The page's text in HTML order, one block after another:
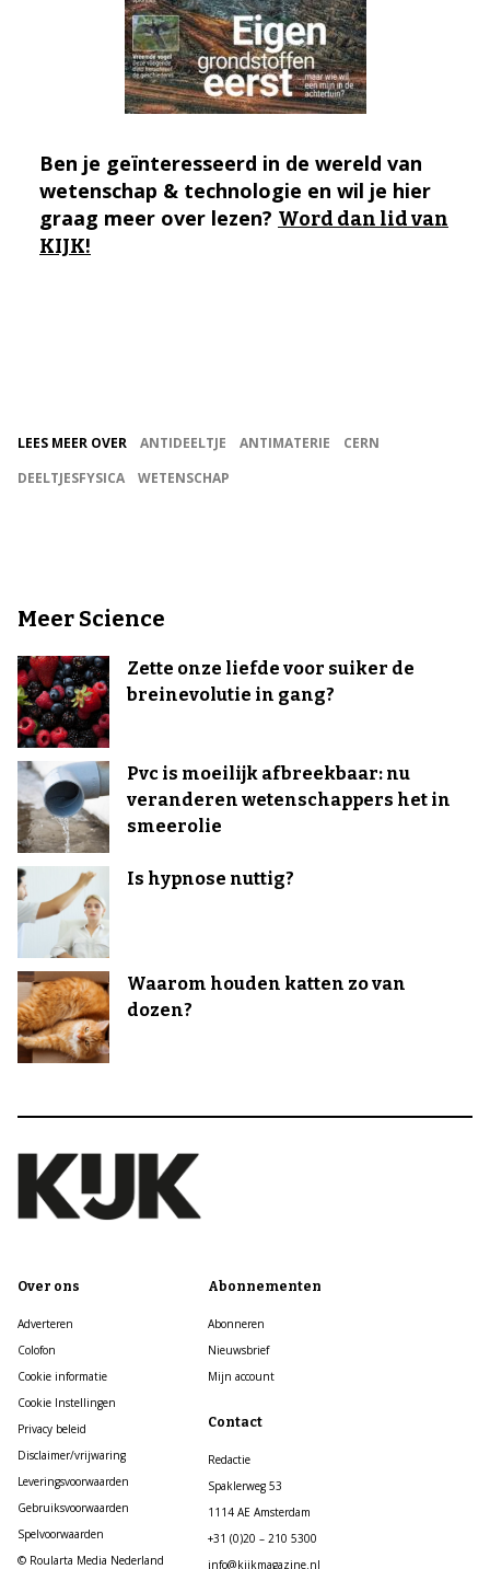
Ben je geïnteresseerd in de wereld van
wetenschap & technologie en wil je hier
graag meer over lezen? Word dan lid van
KIJK!
LEES MEER OVER ANTIDEELTJE ANTIMATERIE
CERN
DEELTJESFYSICA
WETENSCHAP
Meer Science
Zette onze liefde voor suiker de
breinevolutie in gang?
Pvc is moeilijk afbreekbaar: nu
veranderen wetenschappers het in
smeerolie
Is hypnose nuttig?
Waarom houden katten zo van
dozen?
Over ons
Adverteren
Colofon
Cookie informatie
Cookie Instellingen
Privacy beleid
Disclaimer/vrijwaring
Leveringsvoorwaarden
Gebruiksvoorwaarden
Spelvoorwaarden
© Roularta Media Nederland
Abonnementen
Abonneren
Nieuwsbrief
Mijn account
Contact
Redactie
Spaklerweg 53
1114 AE Amsterdam
+31 (0)20 – 210 5300
info@kijkmagazine.nl